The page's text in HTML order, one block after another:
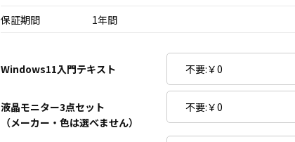
保証期間
1年間
Windows11入門テキスト
液晶モニター3点セット
（メーカー・色は選べません）